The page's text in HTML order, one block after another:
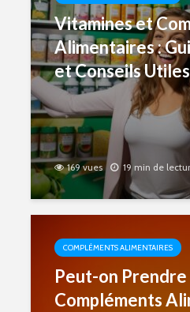
Vitamines et
Alimentaires :
et Conseils Utiles
169 vues 19 min de
COMPLÉMENTS ALIMENTAIRES
Peut-on Prendre
Compléments